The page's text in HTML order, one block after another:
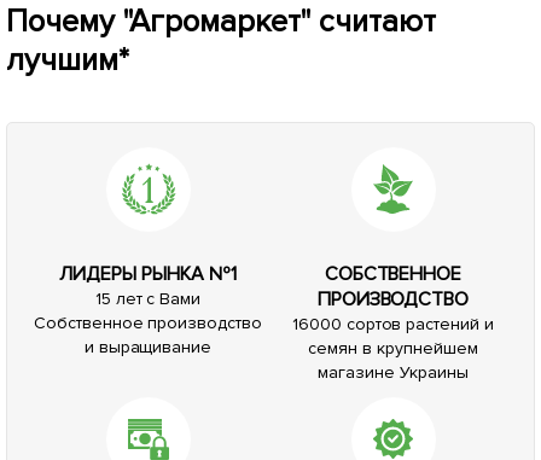
Почему "Агромаркет" считают
лучшим*
ЛИДЕРЫ РЫНКА №1
15 лет с Вами
Собственное производство
и выращивание
СОБСТВЕННОЕ
ПРОИЗВОДСТВО
16000 сортов растений и
семян в крупнейшем
магазине Украины